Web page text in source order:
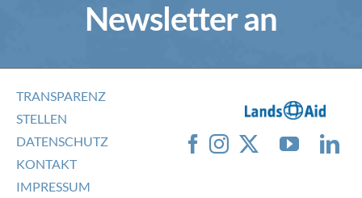
Newsletter an
TRANSPARENZ
STELLEN
DATENSCHUTZ
KONTAKT